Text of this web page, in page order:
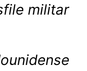
militar